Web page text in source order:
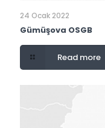
24 Ocak 2022
Gümüşova OSGB
Read more